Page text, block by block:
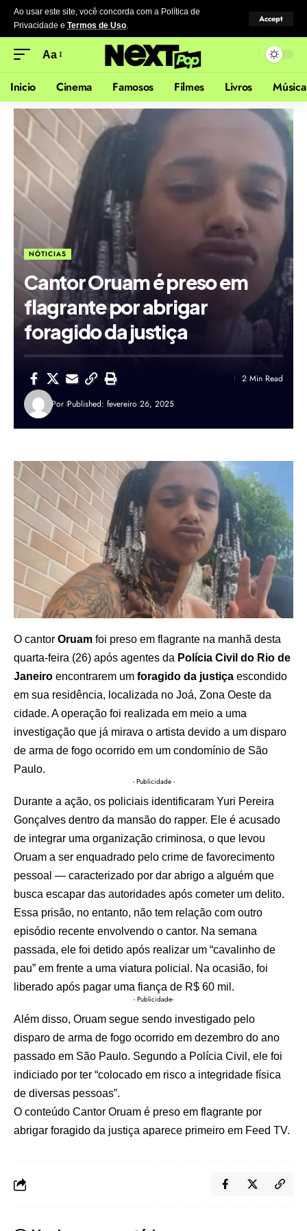
Ao usar este site, você concorda com a Política de
Privacidade e Termos de Uso.
Accept
Aa
Inicio Cinema Famosos Filmes Livros Música
NÓTICIAS
Cantor Oruam é preso em
flagrante por abrigar
foragido da justiça
Por Published: fevereiro 26, 2025
2 Min Read
O cantor Oruam foi preso em flagrante na manhã desta
quarta-feira (26) após agentes da Polícia Civil do Rio de
Janeiro encontrarem um foragido da justiça escondido
em sua residência, localizada no Joá, Zona Oeste da
cidade. A operação foi realizada em meio a uma
investigação que já mirava o artista devido a um disparo
de arma de fogo ocorrido em um condomínio de São
Paulo.
- Publicidade -
Durante a ação, os policiais identificaram Yuri Pereira
Gonçalves dentro da mansão do rapper. Ele é acusado
de integrar uma organização criminosa, o que levou
Oruam a ser enquadrado pelo crime de favorecimento
pessoal — caracterizado por dar abrigo a alguém que
busca escapar das autoridades após cometer um delito.
Essa prisão, no entanto, não tem relação com outro
episódio recente envolvendo o cantor. Na semana
passada, ele foi detido após realizar um “cavalinho de
pau” em frente a uma viatura policial. Na ocasião, foi
liberado após pagar uma fiança de R$ 60 mil.
- Publicidade-
Além disso, Oruam segue sendo investigado pelo
disparo de arma de fogo ocorrido em dezembro do ano
passado em São Paulo. Segundo a Polícia Civil, ele foi
indiciado por ter “colocado em risco a integridade física
de diversas pessoas”.
O conteúdo Cantor Oruam é preso em flagrante por
abrigar foragido da justiça aparece primeiro em Feed TV.